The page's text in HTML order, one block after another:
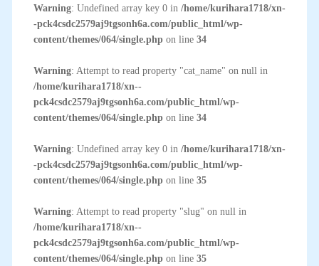
Warning: Undefined array key 0 in /home/kurihara1718/xn-
-pck4csdc2579aj9tgsonh6a.com/public_html/wp-
content/themes/064/single.phpon line 34
Warning: Attempt to read property "cat_name" on null in
/home/kurihara1718/xn--
pck4csdc2579aj9tgsonh6a.com/public_html/wp-
content/themes/064/single.phpon line 34
Warning: Undefined array key 0 in /home/kurihara1718/xn-
-pck4csdc2579aj9tgsonh6a.com/public_html/wp-
content/themes/064/single.phpon line 35
Warning: Attempt to read property "slug" on null in
/home/kurihara1718/xn--
pck4csdc2579aj9tgsonh6a.com/public_html/wp-
content/themes/064/single.phpon line 35